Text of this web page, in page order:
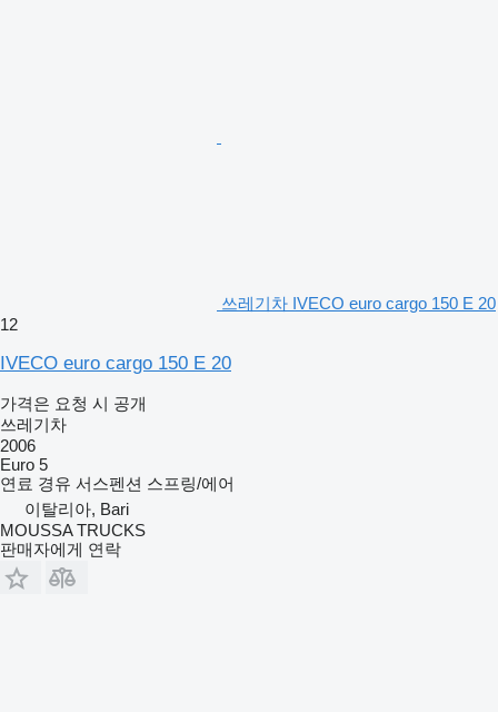
쓰레기차 IVECO euro cargo 150 E 20
12
IVECO euro cargo 150 E 20
가격은 요청 시 공개
쓰레기차
2006
Euro 5
연료 경유 서스펜션 스프링/에어
이탈리아, Bari
MOUSSA TRUCKS
판매자에게 연락